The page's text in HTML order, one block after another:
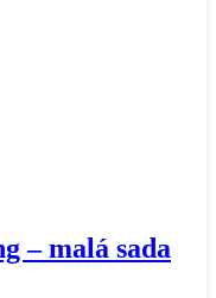
– malá sada